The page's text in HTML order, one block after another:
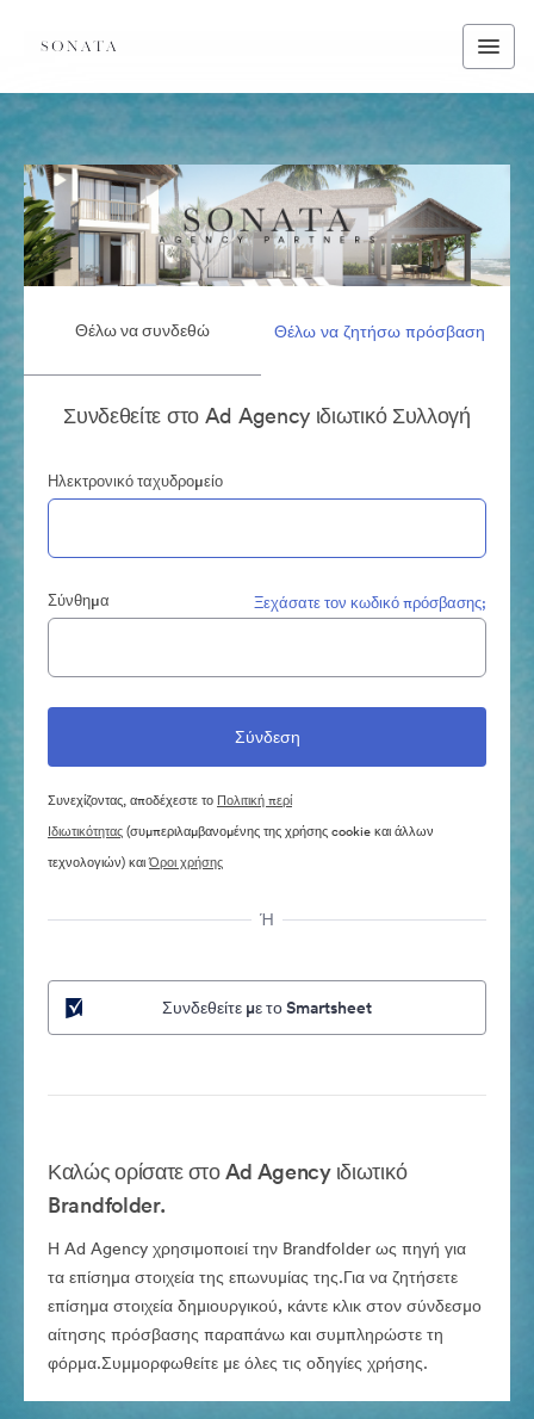
Θέλω να συνδεθώ Θέλω να ζητήσω πρόσβαση
Συνδεθείτε στο Ad Agency ιδιωτικό Συλλογή
Ηλεκτρονικό ταχυδρομείο
Σύνθημα Ξεχάσατε τον κωδικό πρόσβασης;
Συνεχίζοντας, αποδέχεστε το Πολιτική περί
Ιδιωτικότητας(συμπεριλαμβανομένης της χρήσης cookie και άλλων
τεχνολογιών) καιΌροι χρήσης
Ή
Συνδεθείτε με το Smartsheet
Καλώς ορίσατε στο Ad Agency ιδιωτικό
Brandfolder.
Η Ad Agency χρησιμοποιεί την Brandfolder ως πηγή για
τα επίσημα στοιχεία της επωνυμίας της.Για να ζητήσετε
επίσημα στοιχεία δημιουργικού, κάντε κλικ στον σύνδεσμο
αίτησης πρόσβασης παραπάνω και συμπληρώστε τη
φόρμα.Συμμορφωθείτε με όλες τις οδηγίες χρήσης.